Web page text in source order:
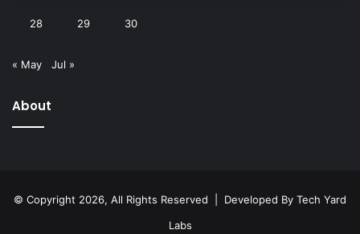
28 29 30
« May Jul »
About
© Copyright 2026, All Rights Reserved | Developed By Tech Yard
Labs